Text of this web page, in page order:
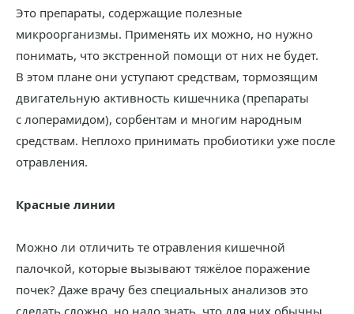
Это препараты, содержащие полезные
микроорганизмы. Применять их можно, но нужно
понимать, что экстренной помощи от них не будет.
В этом плане они уступают средствам, тормозящим
двигательную активность кишечника (препараты
с лоперамидом), сорбентам и многим народным
средствам. Неплохо принимать пробиотики уже после
отравления.
Красные линии
Можно ли отличить те отравления кишечной
палочкой, которые вызывают тяжёлое поражение
почек? Даже врачу без специальных анализов это
сделать сложно, но надо знать, что для них обычны